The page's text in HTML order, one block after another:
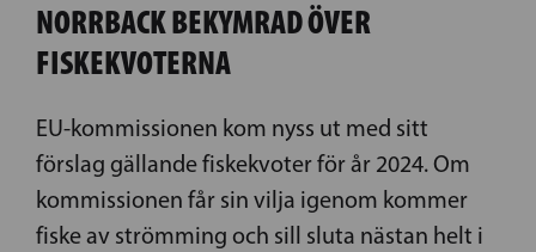
NORRBACK BEKYMRAD ÖVER
FISKEKVOTERNA
EU-kommissionen kom nyss ut med sitt
förslag gällande fiskekvoter för år 2024. Om
kommissionen får sin vilja igenom kommer
fiske av strömming och sill sluta nästan helt i